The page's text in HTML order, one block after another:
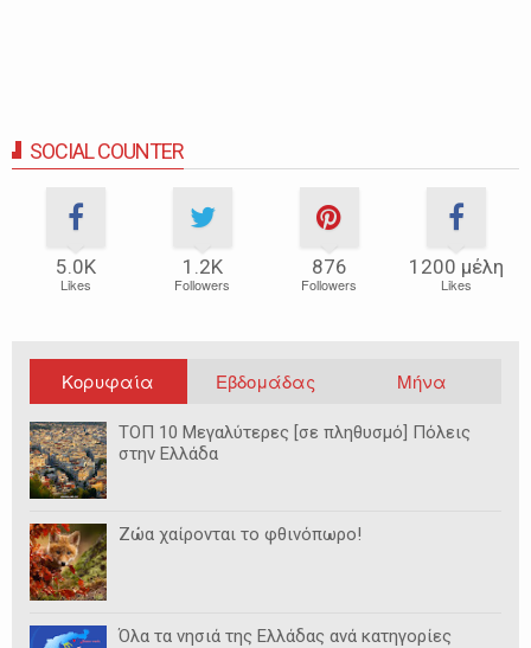
SOCIAL COUNTER
5.0Κ
Likes
1.2Κ
Followers
876
Followers
1200 μέλη
Likes
Κορυφαία Εβδομάδας Μήνα
ΤΟΠ 10 Μεγαλύτερες [σε πληθυσμό] Πόλεις
στην Ελλάδα
Ζώα χαίρονται το φθινόπωρο!
Όλα τα νησιά της Ελλάδας ανά κατηγορίες